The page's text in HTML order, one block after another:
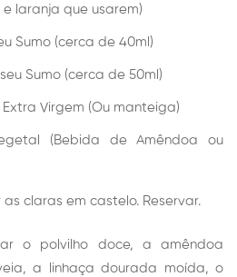
laranja que usarem)
Sumo (cerca de 40ml)
Sumo (cerca de 50ml)
Virgem (Ou manteiga)
(Bebida de Amêndoa ou
claras em castelo. Reservar.
o polvilho doce, a amêndoa
a linhaça dourada moída, o